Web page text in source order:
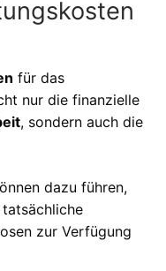
für das
nur die finanzielle
, sondern auch die
dazu führen,
zur Verfügung